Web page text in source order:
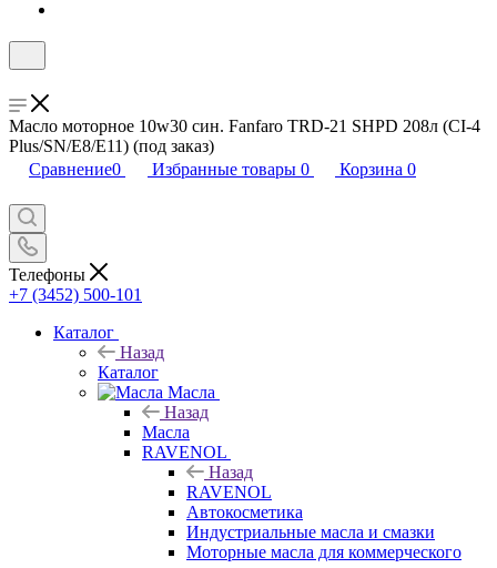
Масло моторное 10w30 син. Fanfaro TRD-21 SHPD 208л (CI-4
Plus/SN/E8/E11) (под заказ)
Сравнение0 Избранные товары 0 Корзина 0
Телефоны
+7 (3452) 500-101
Каталог
Назад
Каталог
Масла
Назад
Масла
RAVENOL
Назад
RAVENOL
Автокосметика
Индустриальные масла и смазки
Моторные масла для коммерческого